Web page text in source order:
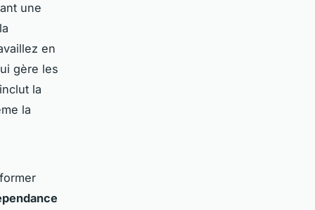
une
en
gère les
la
la